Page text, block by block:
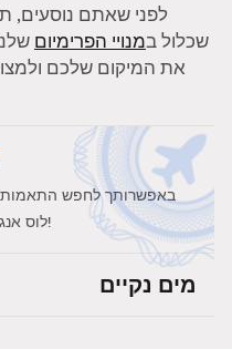
לפני שאתם נוסעים,
שכלול במנויי הפרימיום
את המיקום שלכם
באפשרותך לחפש התאמות
לוס אנג'לס, תל אביב. צאו לדרך!
מים נקיים